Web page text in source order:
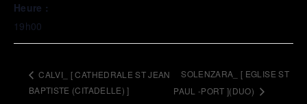
Heure :
19h00
CALVI_ [ CATHEDRALE ST JEAN
BAPTISTE (CITADELLE) ]
SOLENZARA_ [ EGLISE ST
PAUL -PORT ](DUO)